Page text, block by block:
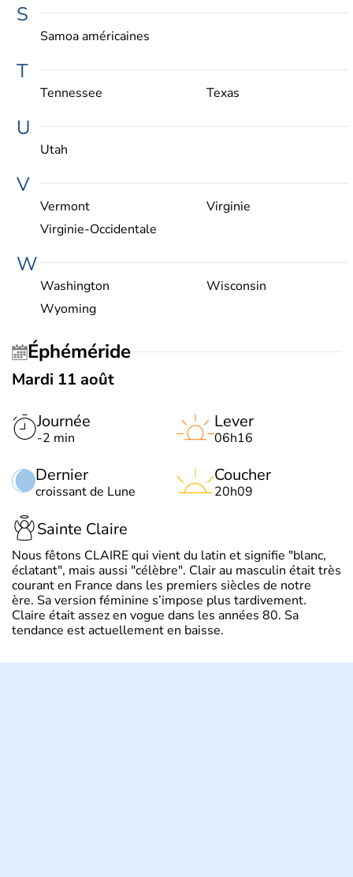
S
Samoa américaines
T
Tennessee Texas
U
Utah
V
Vermont
Virginie
Virginie-Occidentale
W
Washington
Wisconsin
Wyoming
Éphéméride
Mardi 11 août
Journée
-2 min
Dernier
croissant de Lune
Lever
06h16
Coucher
20h09
Sainte Claire
Nous fêtons CLAIRE qui vient du latin et signifie "blanc,
éclatant", mais aussi "célèbre". Clair au masculin était très
courant en France dans les premiers siècles de notre
ère. Sa version féminine s’impose plus tardivement.
Claire était assez en vogue dans les années 80. Sa
tendance est actuellement en baisse.